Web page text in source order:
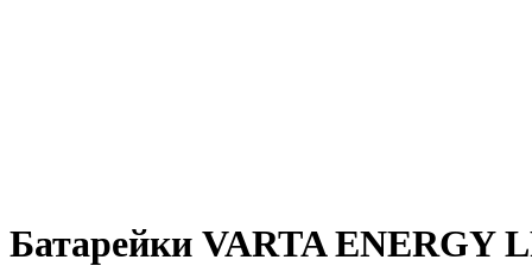
Батарейки VARTA ENERGY